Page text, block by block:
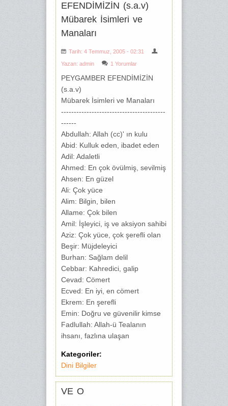
EFENDİMİZİN (s.a.v)
Mübarek İsimleri ve
Manaları
Tarih: 4 Temmuz, 2005 - 02:31
Yazan: admin 1 Yorumlar
PEYGAMBER EFENDİMİZİN
(s.a.v)
Mübarek İsimleri ve Manaları
-----------------------------------------
------
Abdullah: Allah (cc)' ın kulu
Abid: Kulluk eden, ibadet eden
Adil: Adaletli
Ahmed: En çok övülmiş, sevilmiş
Ahsen: En güzel
Ali: Çok yüce
Alim: Bilgin, bilen
Allame: Çok bilen
Amil: İşleyici, iş ve aksiyon sahibi
Aziz: Çok yüce, çok şerefli olan
Beşir: Müjdeleyici
Burhan: Sağlam delil
Cebbar: Kahredici, galip
Cevad: Cömert
Ecved: En iyi, en cömert
Ekrem: En şerefli
Emin: Doğru ve güvenilir kimse
Fadlullah: Allah-ü Tealanın
ihsanı, fazlına ulaşan
Kategoriler:
Dini Bilgiler
VE O